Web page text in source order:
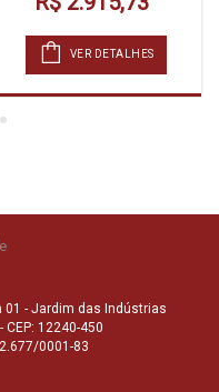
VER DETALHES
01 - Jardim das Indústrias
12240-450
0001-83